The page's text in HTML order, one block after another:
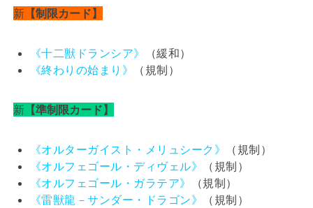
新 【制限カード】
《十二獣ドランシア》
（緩和）
《終わりの始まり》
（規制）
新 【準制限カード】
《オルターガイスト・メリュシーク》
（規制）
《オルフェゴール・ディヴェル》
（規制）
《オルフェゴール・ガラテア》
（規制）
《雷獣龍－サンダー・ドラゴン》
（規制）